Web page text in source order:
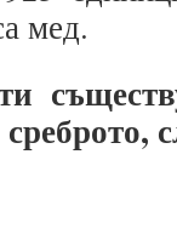
мед.